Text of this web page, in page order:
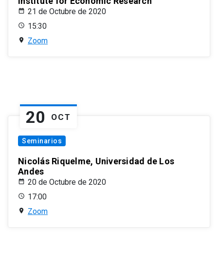
21 de Octubre de 2020
15:30
Zoom
20 OCT
Seminarios
Nicolás Riquelme, Universidad de Los
Andes
20 de Octubre de 2020
17:00
Zoom